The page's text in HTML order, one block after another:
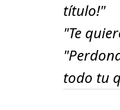
título!"
"Te
todo tu